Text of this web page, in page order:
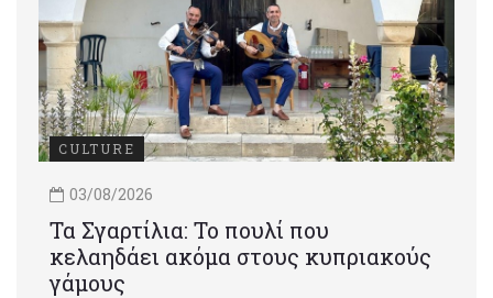
CULTURE
03/08/2026
Τα Σγαρτίλια: Το πουλί που
κελαηδάει ακόμα στους κυπριακούς
γάμους